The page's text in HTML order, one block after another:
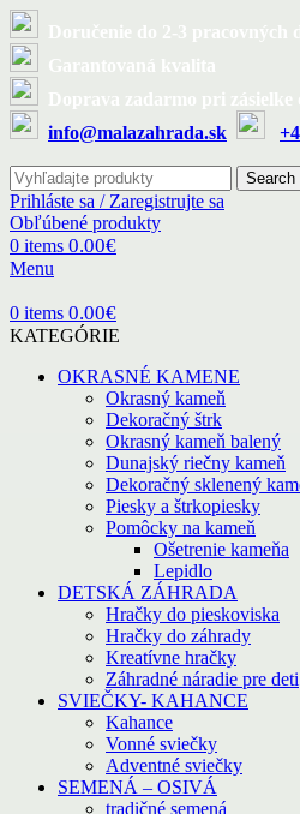
info@malazahrada.sk
Search
Prihláste sa / Zaregistrujte sa
Obľúbené produkty
0 items 0.00€
Menu
0 items 0.00€
KATEGÓRIE
OKRASNÉ KAMENE
Okrasný kameň
Dekoračný štrk
Okrasný kameň balený
Dunajský riečny kameň
Dekoračný sklenený
Piesky a štrkopiesky
Pomôcky na kameň
Ošetrenie kameňa
Lepidlo
DETSKÁ ZÁHRADA
Hračky do pieskoviska
Hračky do záhrady
Kreatívne hračky
Záhradné náradie pre deti
SVIEČKY- KAHANCE
Kahance
Vonné sviečky
Adventné sviečky
SEMENÁ – OSIVÁ
tradičné semená